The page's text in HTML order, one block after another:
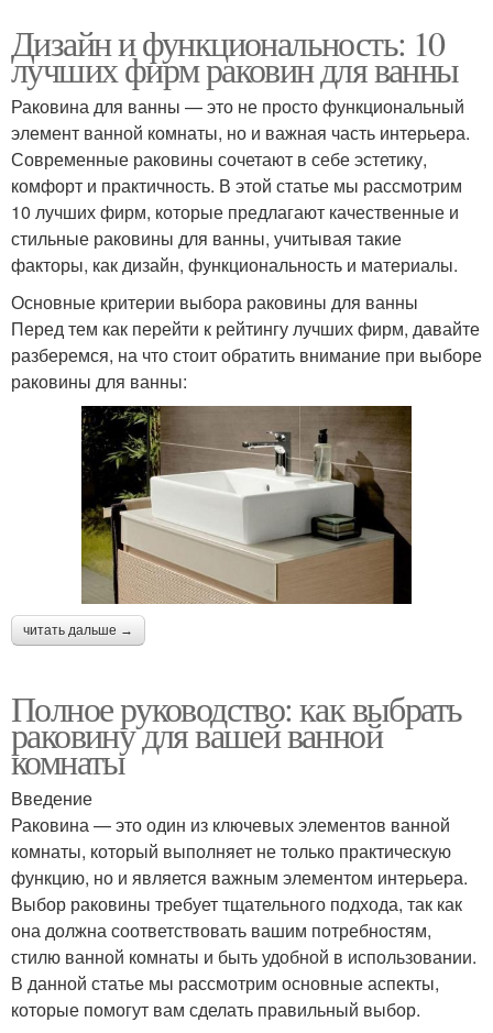
Дизайн и функциональность: 10
лучших фирм раковин для ванны
Раковина для ванны — это не просто функциональный
элемент ванной комнаты, но и важная часть интерьера.
Современные раковины сочетают в себе эстетику,
комфорт и практичность. В этой статье мы рассмотрим
10 лучших фирм, которые предлагают качественные и
стильные раковины для ванны, учитывая такие
факторы, как дизайн, функциональность и материалы.
Основные критерии выбора раковины для ванны
Перед тем как перейти к рейтингу лучших фирм, давайте
разберемся, на что стоит обратить внимание при выборе
раковины для ванны:
читать дальше →
Полное руководство: как выбрать
раковину для вашей ванной
комнаты
Введение
Раковина — это один из ключевых элементов ванной
комнаты, который выполняет не только практическую
функцию, но и является важным элементом интерьера.
Выбор раковины требует тщательного подхода, так как
она должна соответствовать вашим потребностям,
стилю ванной комнаты и быть удобной в использовании.
В данной статье мы рассмотрим основные аспекты,
которые помогут вам сделать правильный выбор.